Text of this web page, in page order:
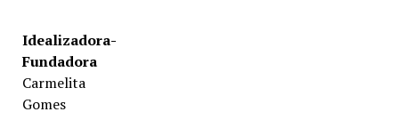
Idealizadora-
Fundadora
Carmelita
Gomes